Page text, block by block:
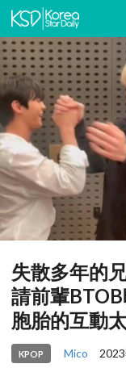
失散多年的
請前輩
胞胎的互動
KPOP Mico